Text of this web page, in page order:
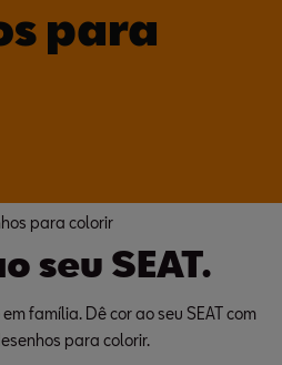
para
para colorir
seu SEAT.
família. Dê cor ao seu SEAT com
para colorir.